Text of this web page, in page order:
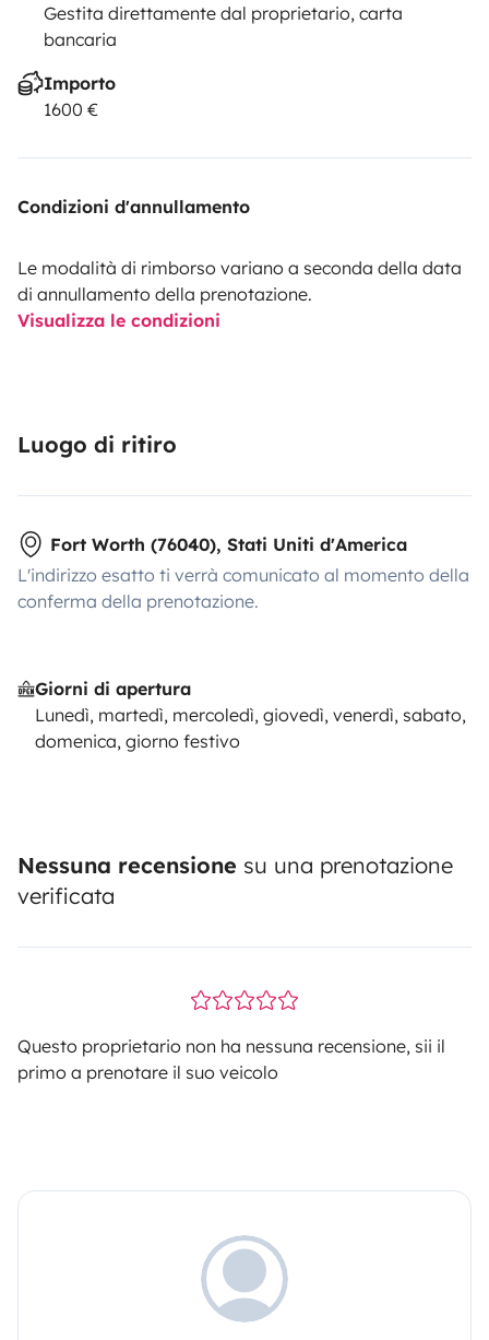
Gestita direttamente dal proprietario, carta
bancaria
Importo
1600 €
Condizioni d'annullamento
Le modalità di rimborso variano a seconda della data
di annullamento della prenotazione.
Visualizza le condizioni
Luogo di ritiro
Fort Worth (76040), Stati Uniti d'America
L'indirizzo esatto ti verrà comunicato al momento della
conferma della prenotazione.
Giorni di apertura
Lunedì, martedì, mercoledì, giovedì, venerdì, sabato,
domenica, giorno festivo
Nessuna recensione su una prenotazione
verificata
Questo proprietario non ha nessuna recensione, sii il
primo a prenotare il suo veicolo